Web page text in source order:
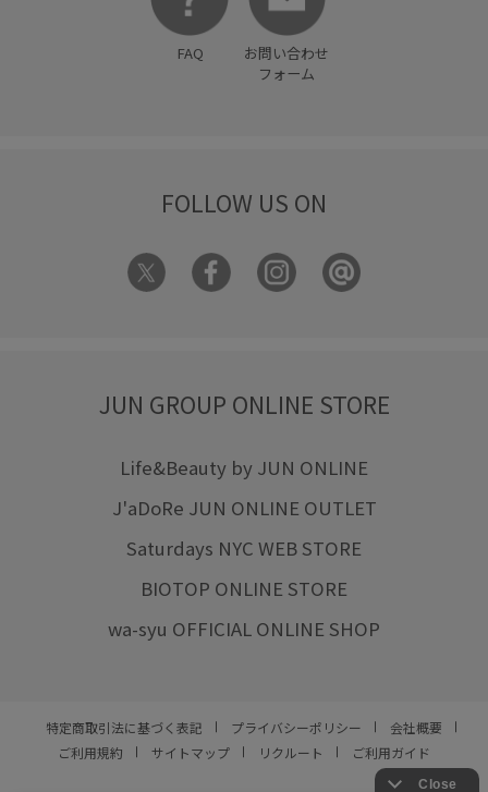
FAQ
お問い合わせ
フォーム
FOLLOW US ON
JUN GROUP ONLINE STORE
Life&Beauty by JUN ONLINE
J'aDoRe JUN ONLINE OUTLET
Saturdays NYC WEB STORE
BIOTOP ONLINE STORE
wa-syu OFFICIAL ONLINE SHOP
特定商取引法に基づく表記 プライバシーポリシー
会社概要
ご利用規約
サイトマップ リクルート ご利用ガイド